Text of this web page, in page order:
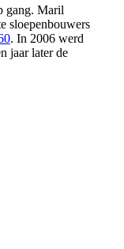
gang. Maril
sloepenbouwers
. In 2006 werd
jaar later de